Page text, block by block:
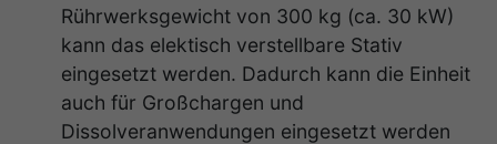
Rührwerksgewicht von 300 kg (ca. 30 kW)
kann das elektisch verstellbare Stativ
eingesetzt werden. Dadurch kann die Einheit
auch für Großchargen und
Dissolveranwendungen eingesetzt werden